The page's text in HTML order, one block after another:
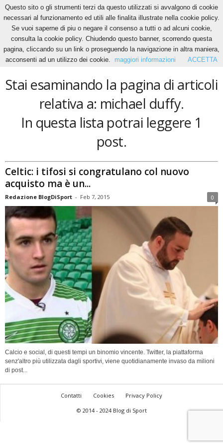
Home Tags Michael duffy
michael duffy
Stai esaminando la pagina di articoli
relativa a: michael duffy.
In questa lista potrai leggere 1
post.
Celtic: i tifosi si congratulano col nuovo
acquisto ma è un...
Redazione BlogDiSport - Feb 7, 2015 0
Calcio e social, di questi tempi un binomio vincente. Twitter, la piattaforma
senz'altro più utilizzata dagli sportivi, viene quotidianamente invaso da milioni
di post...
Contatti Cookies
Privacy Policy
© 2014 - 2024 Blog di Sport
Questo sito o gli strumenti terzi da questo utilizzati si avvalgono di cookie
necessari al funzionamento ed utili alle finalita illustrate nella cookie policy.
Se vuoi saperne di piu o negare il consenso a tutti o ad alcuni cookie,
consulta la cookie policy. Chiudendo questo banner, scorrendo questa
pagina, cliccando su un link o proseguendo la navigazione in altra maniera,
acconsenti ad un utilizzo dei cookie.
maggiori informazioni ACCETTA